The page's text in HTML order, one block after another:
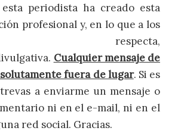
periodista ha creado esta
profesional y, en lo que a los
respecta,
Cualquier mensaje de
fuera de lugar. Si es
a enviarme un mensaje o
ni en el e-mail, ni en el
red social. Gracias.